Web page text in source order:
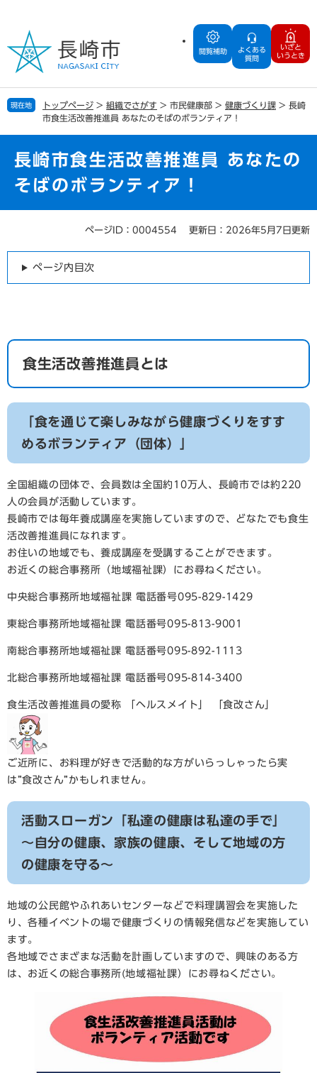
の
で
す
ー
ば
し
閲覧補助
よくある
質問
いざと
いうとき
現在地 トップページ > 組織でさがす > 市民健康部 > 健康づくり課 > 長崎
市食生活改善推進員 あなたのそばのボランティア！
長崎市食生活改善推進員 あなたの
そばのボランティア！
ページID：0004554 更新日：2026年5月7日更新
ページ内目次
食生活改善推進員とは
「食を通じて楽しみながら健康づくりをすす
めるボランティア（団体）」
全国組織の団体で、会員数は全国約10万人、長崎市では約220
人の会員が活動しています。
長崎市では毎年養成講座を実施していますので、どなたでも食生
活改善推進員になれます。
お住いの地域でも、養成講座を受講することができます。
お近くの総合事務所（地域福祉課）にお尋ねください。
中央総合事務所地域福祉課 電話番号095-829-1429
東総合事務所地域福祉課 電話番号095-813-9001
南総合事務所地域福祉課 電話番号095-892-1113
北総合事務所地域福祉課 電話番号095-814-3400
食生活改善推進員の愛称 「ヘルスメイト」 「食改さん」
ご近所に、お料理が好きで活動的な方がいらっしゃったら実
は”食改さん”かもしれません。
活動スローガン「私達の健康は私達の手で」
～自分の健康、家族の健康、そして地域の方
の健康を守る～
地域の公民館やふれあいセンターなどで料理講習会を実施した
り、各種イベントの場で健康づくりの情報発信などを実施してい
ます。
各地域でさまざまな活動を計画していますので、興味のある方
は、お近くの総合事務所(地域福祉課）にお尋ねください。